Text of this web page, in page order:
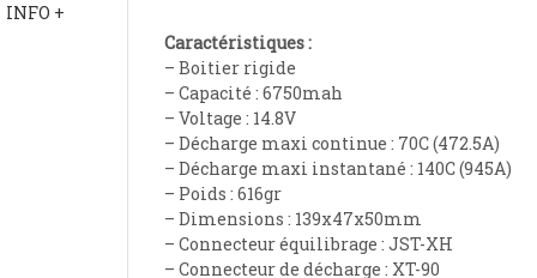
INFO +
Caractéristiques :
– Boitier rigide
– Capacité : 6750mah
– Voltage : 14.8V
– Décharge maxi continue : 70C (472.5A)
– Décharge maxi instantané : 140C (945A)
– Poids : 616gr
– Dimensions : 139x47x50mm
– Connecteur équilibrage : JST-XH
– Connecteur de décharge : XT-90